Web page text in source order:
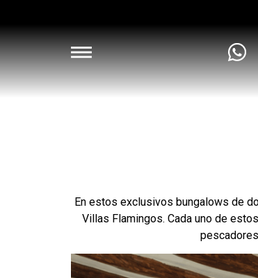
En estos exclusivos bungalows de
Villas Flamingos. Cada uno de